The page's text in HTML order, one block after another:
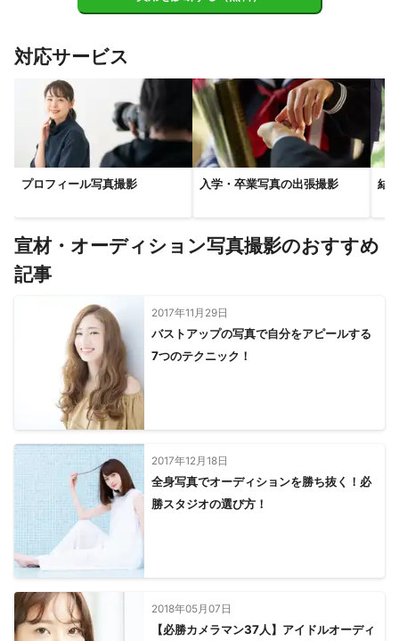
下市町 吉野町 宇陀市 山添村
橋本市 九度山町
高野町
京都府
精華町 京田辺市 八幡市 大山崎町
木津川市
長岡京市
城陽市 井手町 久御山町 向日市
亀岡市
宇治市
宇治田原町 和束町 京都市 南山城村
尼崎市 伊丹市 芦屋市 西宮市 川西市
宝塚市
神戸市
三木市
対応サービス
プロフィール写真撮影 入学・卒業写真の出張撮影 結
宣材・オーディション写真撮影のおすすめ
記事
2017年11月29日
バストアップの写真で自分をアピールする
7つのテクニック！
2017年12月18日
全身写真でオーディションを勝ち抜く！必
勝スタジオの選び方！
2018年05月07日
【必勝カメラマン37人】アイドルオーディ